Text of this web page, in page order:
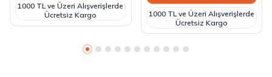
1000 TL ve Üzeri Alışverişlerde
Ücretsiz Kargo
1000 TL ve Üzeri Alışverişlerde
Ücretsiz Kargo